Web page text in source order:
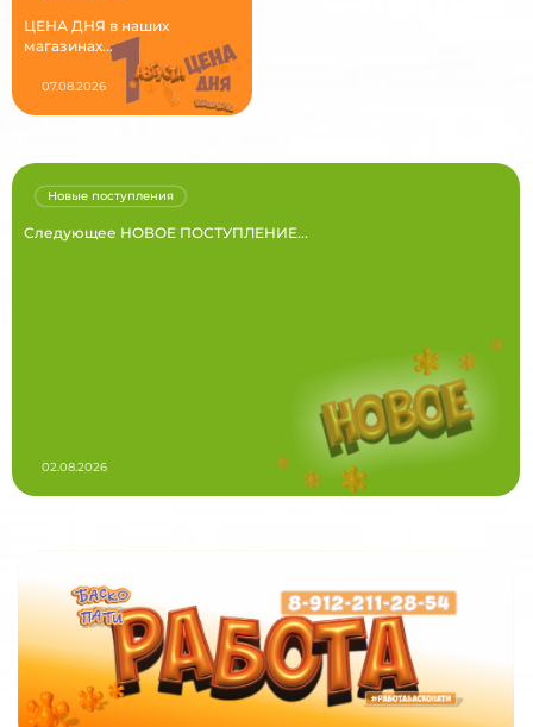
ЦЕНА ДНЯ в наших
магазинах...
07.08.2026
Следующее НОВОЕ ПОСТУПЛЕНИЕ...
Новые поступления
02.08.2026